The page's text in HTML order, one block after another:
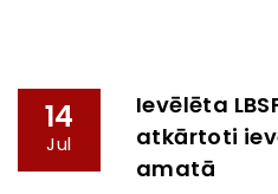
14
Jul
Ievēlēta
atkārtoti
amatā